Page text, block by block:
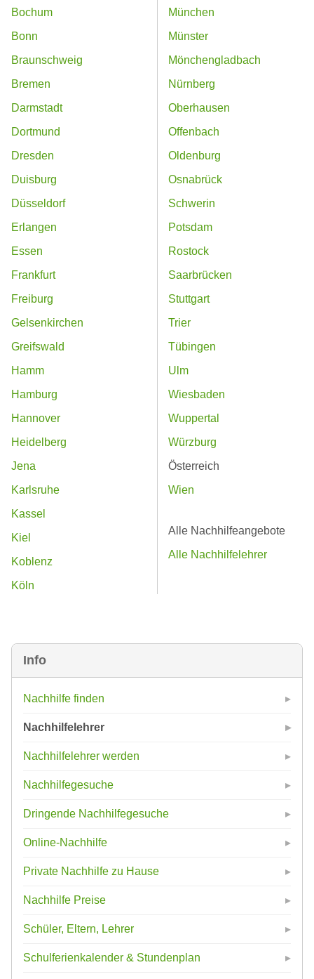
Info
Nachhilfe finden
Nachhilfelehrer
Nachhilfelehrer werden
Nachhilfegesuche
Dringende Nachhilfegesuche
Online-Nachhilfe
Private Nachhilfe zu Hause
Nachhilfe Preise
Schüler, Eltern, Lehrer
Schulferienkalender & Stundenplan
Bochum
Bonn
Braunschweig
Bremen
Darmstadt
Dortmund
Dresden
Duisburg
Düsseldorf
Erlangen
Essen
Frankfurt
Freiburg
Gelsenkirchen
Greifswald
Hamm
Hamburg
Hannover
Heidelberg
Jena
Karlsruhe
Kassel
Kiel
Koblenz
Köln
München
Münster
Mönchengladbach
Nürnberg
Oberhausen
Offenbach
Oldenburg
Osnabrück
Schwerin
Potsdam
Rostock
Saarbrücken
Stuttgart
Trier
Tübingen
Ulm
Wiesbaden
Wuppertal
Würzburg
Österreich
Wien
Alle Nachhilfeangebote
Alle Nachhilfelehrer